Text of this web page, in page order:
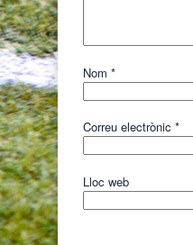
Nom *
Correu electrònic *
Lloc web